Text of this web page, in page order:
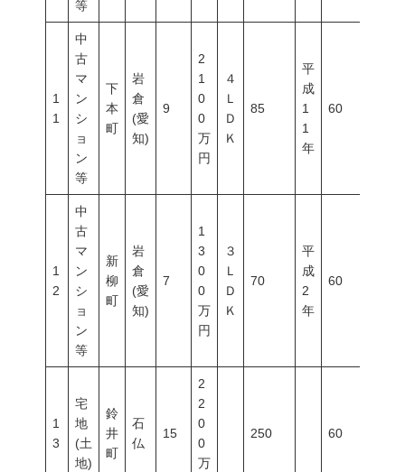
等
1
1
中
古
マ
ン
シ
ョ
ン
等
下
本
町
岩
倉
(愛
知)
9
2
1
0
0
万
円
４
Ｌ
Ｄ
Ｋ
85
平
成
1
1
年
60
1
2
中
古
マ
ン
シ
ョ
ン
等
新
柳
町
岩
倉
(愛
知)
7
1
3
0
0
万
円
３
Ｌ
Ｄ
Ｋ
70
平
成
2
年
60
1
3
宅
地
(土
地)
鈴
井
町
石
仏
15
2
2
0
0
万
250 60